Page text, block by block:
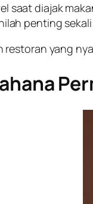
saat diajak
penting
restoran yang